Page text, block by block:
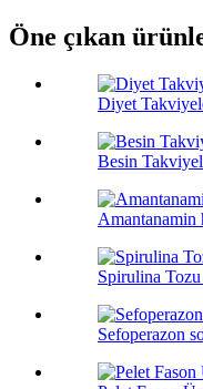
Öne çıkan
Diyet
Besin
Amantanamin
Spirulina
Sefoperazon